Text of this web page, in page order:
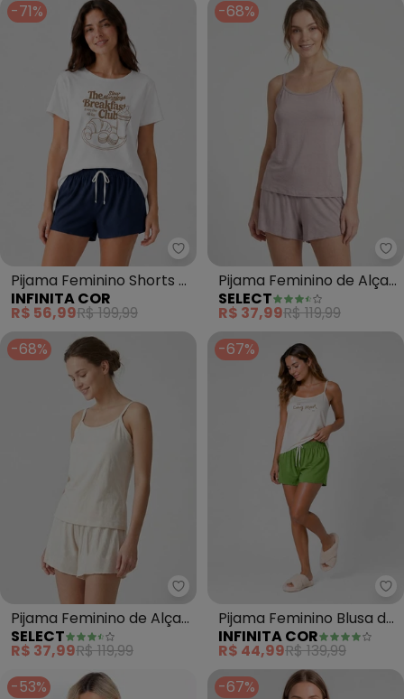
-71%
Infinita Cor - Pijama Feminino
Pijama Feminino Shorts e
Blusa (Azul)
INFINITA COR
R$ 56,99R$ 199,99
-68%
Pijama Feminino de Alças
(Rosa)
SELECT
R$ 37,99R$ 119,99
-68%
Select - Pijama Feminino de
Pijama Feminino de Alças
(Bege)
SELECT
R$ 37,99R$ 119,99
-67%
Pijama Feminino Blusa de
Alça e Short (Rosa)
INFINITA COR
R$ 44,99R$ 139,99
-53%
-67%